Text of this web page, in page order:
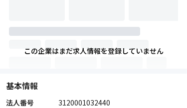
この企業はまだ求人情報を登録していません
基本情報
法人番号
3120001032440